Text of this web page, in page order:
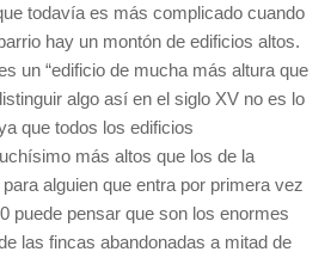
todavía es más complicado cuando
hay un montón de edificios altos.
un “edificio de mucha más altura que
algo así en el siglo XV no es lo
que todos los edificios
más altos que los de la
alguien que entra por primera vez
puede pensar que son los enormes
las fincas abandonadas a mitad de